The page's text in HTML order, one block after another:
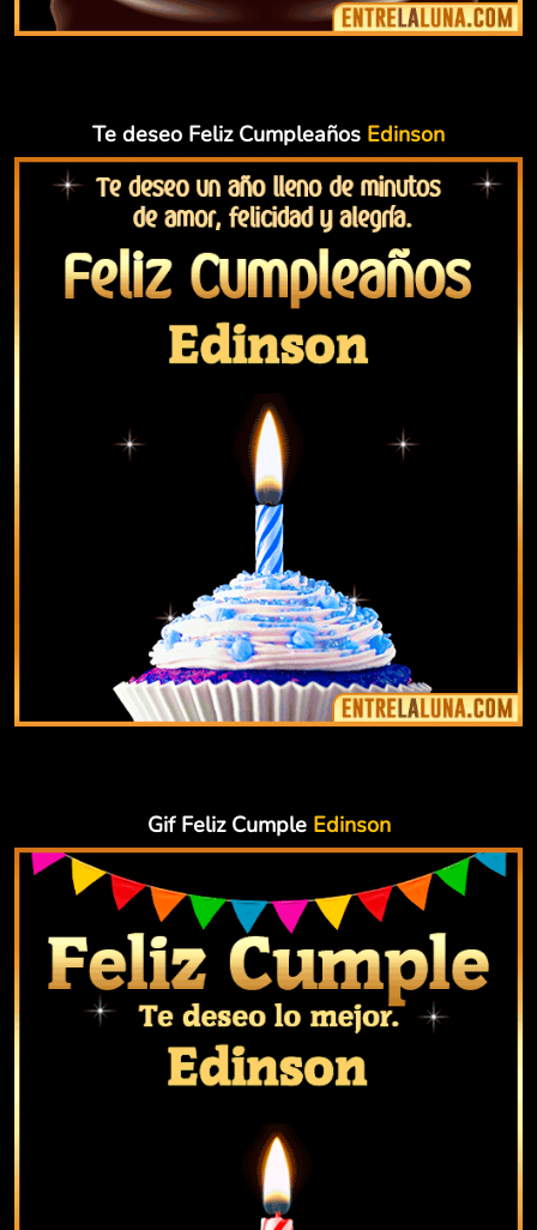
Te deseo Feliz Cumpleaños Edinson
Gif Feliz Cumple Edinson